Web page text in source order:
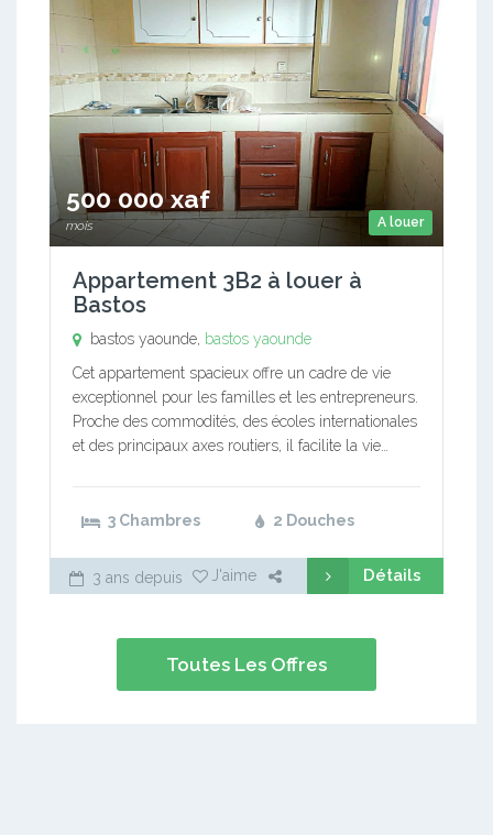
A louer
500 000 xaf
mois
Appartement 3B2 à louer à
Bastos
bastos yaounde, bastos yaounde
Cet appartement spacieux offre un cadre de vie
exceptionnel pour les familles et les entrepreneurs.
Proche des commodités, des écoles internationales
et des principaux axes routiers, il facilite la vie…
3 Chambres 2 Douches
3 ans depuis J'aime Détails
Toutes Les Offres